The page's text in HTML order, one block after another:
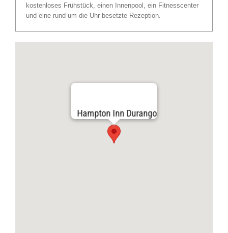
kostenloses Frühstück, einen Innenpool, ein Fitnesscenter
und eine rund um die Uhr besetzte Rezeption.
Hampton Inn Durango